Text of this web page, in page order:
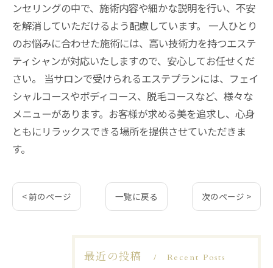
ンセリングの中で、施術内容や細かな説明を行い、不安
を解消していただけるよう配慮しています。 一人ひとり
のお悩みに合わせた施術には、高い技術力を持つエステ
ティシャンが対応いたしますので、安心してお任せくだ
さい。 当サロンで受けられるエステプランには、フェイ
シャルコースやボディコース、脱毛コースなど、様々な
メニューがあります。お客様が求める美を追求し、心身
ともにリラックスできる場所を提供させていただきま
す。
< 前のページ 一覧に戻る 次のページ >
最近の投稿 Recent Posts